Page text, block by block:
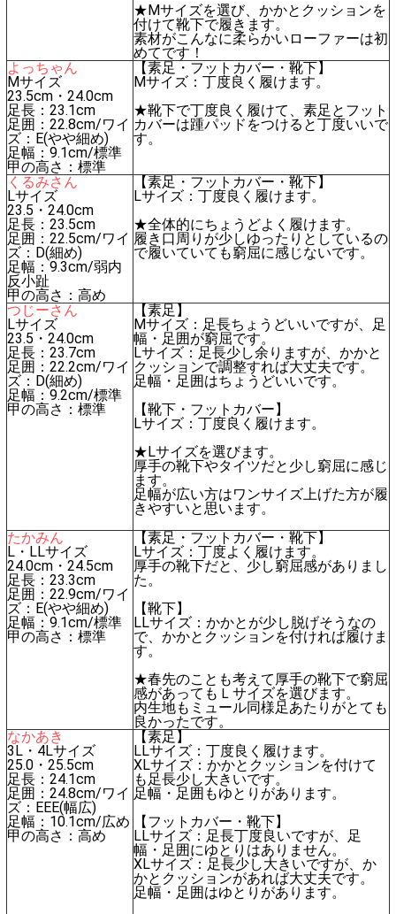
★Mサイズを選び、かかとクッションを
付けて靴下で履きます。
素材がこんなに柔らかいローファーは初
めてです！
よっちゃん
Mサイズ
23.5cm・24.0cm
足長：23.1cm
足囲：22.8cm/ワイ
ズ：E(やや細め)
足幅：9.1cm/標準
甲の高さ：標準
【素足・フットカバー・靴下】
Mサイズ：丁度良く履けます。
★靴下で丁度良く履けて、素足とフット
カバーは踵パッドをつけると丁度いいで
す。
くるみさん
Lサイズ
23.5・24.0cm
足長：23.5cm
足囲：22.5cm/ワイ
ズ：D(細め)
足幅：9.3cm/弱内
反小趾
甲の高さ：高め
【素足・フットカバー・靴下】
Lサイズ：丁度良く履けます。
★全体的にちょうどよく履けます。
履き口周りが少しゆったりとしているの
で履いていても窮屈に感じないです。
つじーさん
Lサイズ
23.5・24.0cm
足長：23.7cm
足囲：22.2cm/ワイ
ズ：D(細め)
足幅：9.2cm/標準
甲の高さ：標準
【素足】
Mサイズ：足長ちょうどいいですが、足
幅・足囲が窮屈です。
Lサイズ：足長少し余りますが、かかと
クッションで調整すれば大丈夫です。
足幅・足囲はちょうどいいです。
【靴下・フットカバー】
Lサイズ：丁度良く履けます。
★Lサイズを選びます。
厚手の靴下やタイツだと少し窮屈に感じ
ます。
足幅が広い方はワンサイズ上げた方が履
きやすいと思います。
たかみん
L・LLサイズ
24.0cm・24.5cm
足長：23.3cm
足囲：22.9cm/ワイ
ズ：E(やや細め)
足幅：9.1cm/標準
甲の高さ：標準
【素足・フットカバー・靴下】
Lサイズ：丁度よく履けます。
厚手の靴下だと、少し窮屈感がありまし
た。
【靴下】
LLサイズ：かかとが少し脱げそうなの
で、かかとクッションを付ければ履けま
す。
★春先のことも考えて厚手の靴下で窮屈
感があってもＬサイズを選びます。
内生地もミュール同様足あたりがとても
良かったです。
なかあき
3L・4Lサイズ
25.0・25.5cm
足長：24.1cm
足囲：24.8cm/ワイ
ズ：EEE(幅広)
足幅：10.1cm/広め
甲の高さ：高め
【素足】
LLサイズ：丁度良く履けます。
XLサイズ：かかとクッションを付けて
も足長少し大きいです。
足幅・足囲もゆとりがあります。
【フットカバー・靴下】
LLサイズ：足長丁度良いですが、足
幅・足囲にゆとりはありません。
XLサイズ：足長少し大きいですが、か
かとクッションがあれば大丈夫です。
足幅・足囲はゆとりがあります。